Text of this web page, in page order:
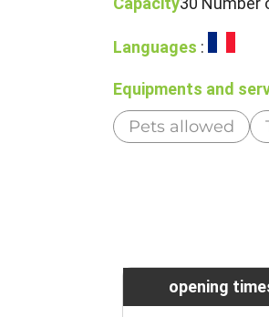
Languages :
Equipments and
Pets allowed
opening